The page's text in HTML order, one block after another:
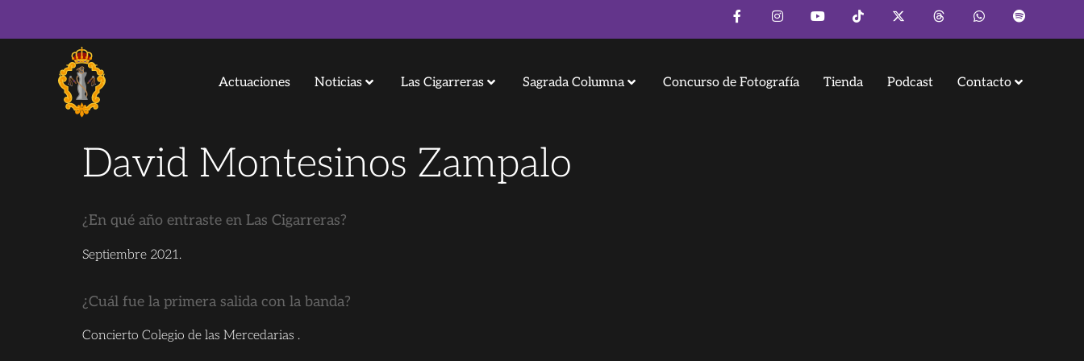
Actuaciones Noticias Las Cigarreras Sagrada Columna Concurso de Fotografía Tienda Podcast Contacto
David Montesinos Zampalo
¿En qué año entraste en Las Cigarreras?
Septiembre 2021.
¿Cuál fue la primera salida con la banda?
Concierto Colegio de las Mercedarias .